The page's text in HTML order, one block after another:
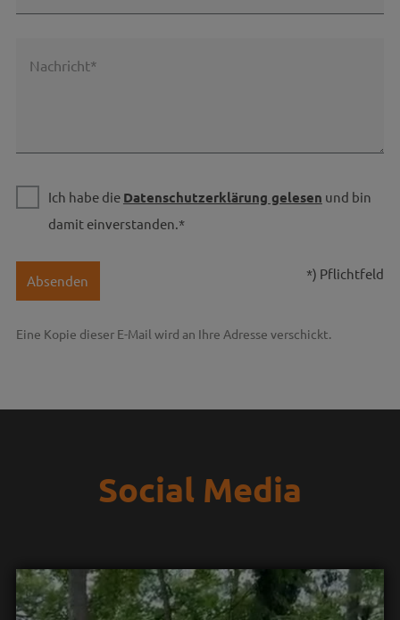
Nachricht*
Ich habe die Datenschutzerklärung gelesen und bin
damit einverstanden.*
Absenden *) Pflichtfeld
Eine Kopie dieser E-Mail wird an Ihre Adresse verschickt.
Social Media